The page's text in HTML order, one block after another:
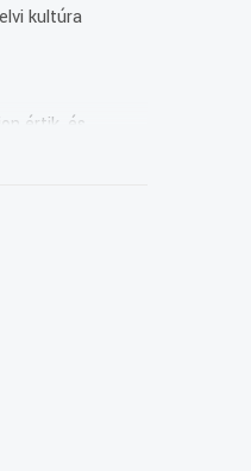
kultúra
értik, és
óta a
a
valamint a